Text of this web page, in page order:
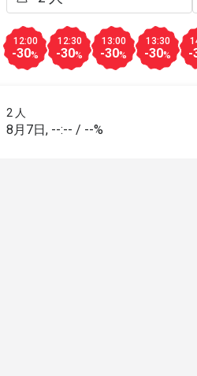
Y
2023年12月24日
12:00
-30%
12:30
-30%
13:00
-30%
13:30
-30% -
2 人
8月7日, --:-- / --%